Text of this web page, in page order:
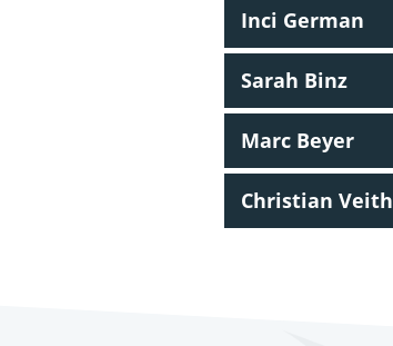
Inci German
Sarah Binz
Marc Beyer
Christian Veith